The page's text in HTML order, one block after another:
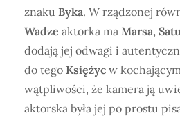
znaku Byka. W rządzonej
Wadze aktorka ma Marsa,
dodają jej odwagi i
do tego Księżyc w
wątpliwości, że kamera ją
aktorska była jej po prostu